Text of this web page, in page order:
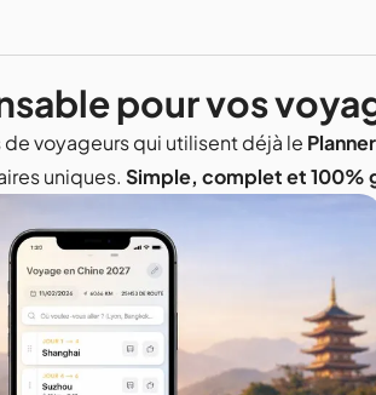
pour vos
voyageurs qui utilisent déjà le Planner
uniques. Simple, complet et 100%